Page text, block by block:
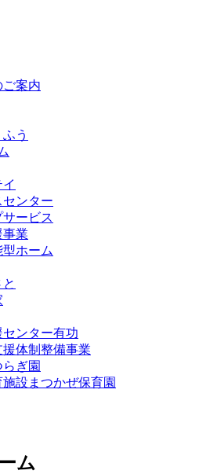
案内
う
ンター
ービス
事業
ホーム
ンター有功
体制整備事業
ぎ園
設まつかぜ保育園
ム